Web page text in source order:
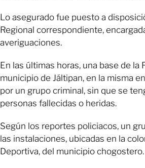
Lo asegurado fue puesto a
Regional correspondiente,
averiguaciones.
En las últimas horas, una base de la
municipio de Jáltipan, en la misma
por un grupo criminal, sin que se
personas fallecidas o heridas.
Según los reportes policiacos, un
las instalaciones, ubicadas en la
Deportiva, del municipio chogostero.